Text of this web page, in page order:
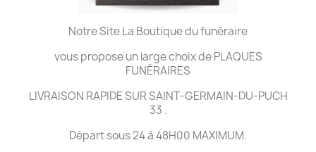
Notre Site La Boutique du funéraire
vous propose un large choix de PLAQUES
FUNÉRAIRES
LIVRAISON RAPIDE SUR SAINT-GERMAIN-DU-PUCH
33 .
Départ sous 24 à 48H00 MAXIMUM.